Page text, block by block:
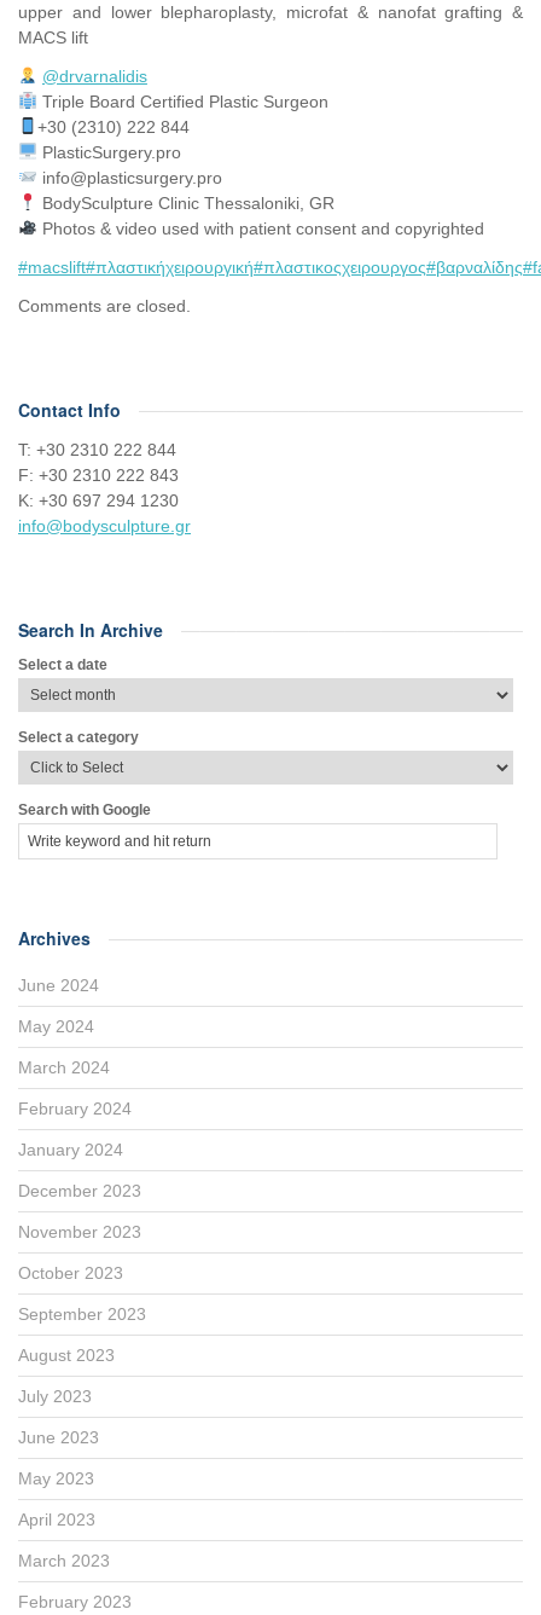
upper and lower blepharoplasty, microfat & nanofat grafting &
MACS lift
@drvarnalidis⠀⠀⠀⠀⠀
Triple Board Certified Plastic Surgeon⠀
+30 (2310) 222 844
PlasticSurgery.pro⠀
info@plasticsurgery.pro
BodySculpture Clinic Thessaloniki, GR
Photos & video used with patient consent and copyrighted
#macslift#πλαστικήχειρουργική#πλαστικοςχειρουργος#βαρναλίδης
Comments are closed.
Contact Info
Τ: +30 2310 222 844
F: +30 2310 222 843
Κ: +30 697 294 1230
info@bodysculpture.gr
Search In Archive
Select a date
Select a category
Search with Google
Archives
June 2024
May 2024
March 2024
February 2024
January 2024
December 2023
November 2023
October 2023
September 2023
August 2023
July 2023
June 2023
May 2023
April 2023
March 2023
February 2023